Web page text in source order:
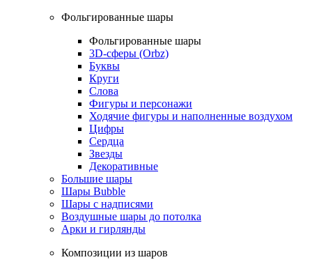
Фольгированные шары
Фольгированные шары
3D-сферы (Orbz)
Буквы
Круги
Слова
Фигуры и персонажи
Ходячие фигуры и наполненные воздухом
Цифры
Сердца
Звезды
Декоративные
Большие шары
Шары Bubble
Шары с надписями
Воздушные шары до потолка
Арки и гирлянды
Композиции из шаров